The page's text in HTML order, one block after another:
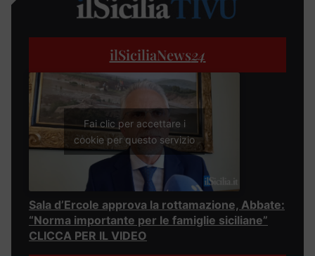
ilSiciliaNews24
Fai clic per accettare i
cookie per questo servizio
Sala d’Ercole approva la rottamazione, Abbate:
“Norma importante per le famiglie siciliane”
CLICCA PER IL VIDEO